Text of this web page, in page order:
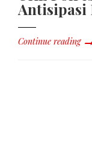
Antisipasi
Continue reading